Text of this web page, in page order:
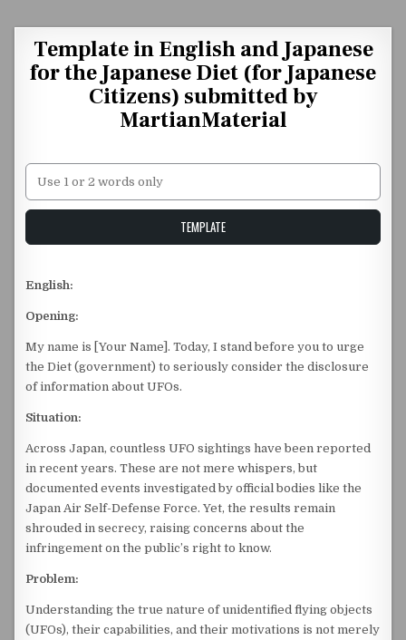
Template in English and Japanese
for the Japanese Diet (for Japanese
Citizens) submitted by
MartianMaterial
Unstable Alice query
TEMPLATE
English:
Opening:
My name is [Your Name]. Today, I stand before you to urge
the Diet (government) to seriously consider the disclosure
of information about UFOs.
Situation:
Across Japan, countless UFO sightings have been reported
in recent years. These are not mere whispers, but
documented events investigated by official bodies like the
Japan Air Self-Defense Force. Yet, the results remain
shrouded in secrecy, raising concerns about the
infringement on the public’s right to know.
Problem:
Understanding the true nature of unidentified flying objects
(UFOs), their capabilities, and their motivations is not merely